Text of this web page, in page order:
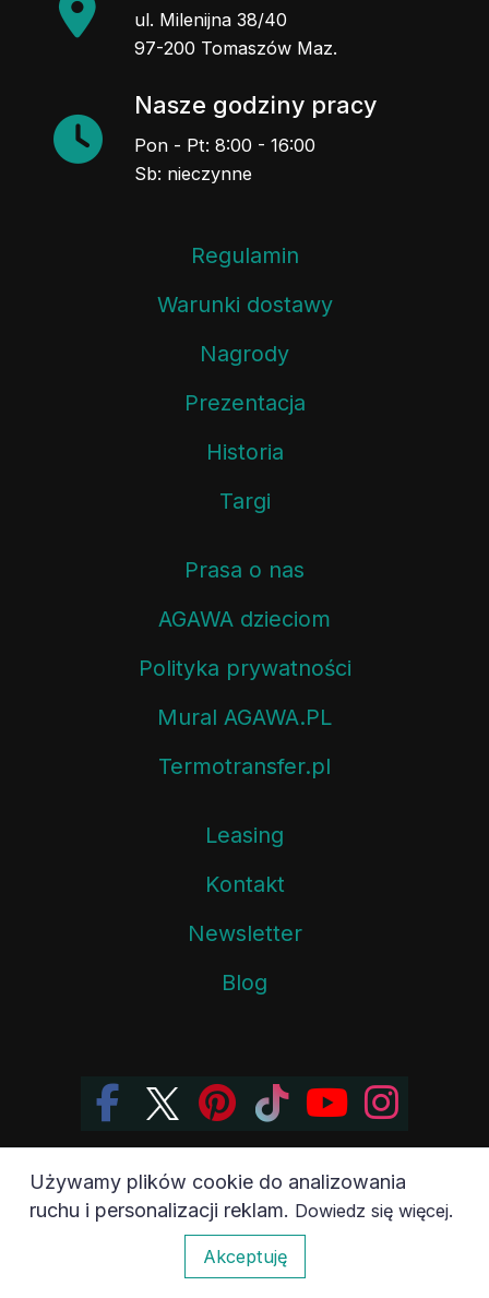
ul. Milenijna 38/40
97-200 Tomaszów Maz.
Nasze godziny pracy
Pon - Pt: 8:00 - 16:00
Sb: nieczynne
Regulamin
Warunki dostawy
Nagrody
Prezentacja
Historia
Targi
Prasa o nas
AGAWA dzieciom
Polityka prywatności
Mural AGAWA.PL
Termotransfer.pl
Leasing
Kontakt
Newsletter
Blog
Copyright ©, AGAWA.PL Sp. z o.o. Wszelkie Prawa
Zastrzeżone. Kopiowanie bez pisemnej zgody jest
zabronione.
Używamy plików cookie do analizowania
ruchu i personalizacji reklam. Dowiedz się więcej.
Akceptuję